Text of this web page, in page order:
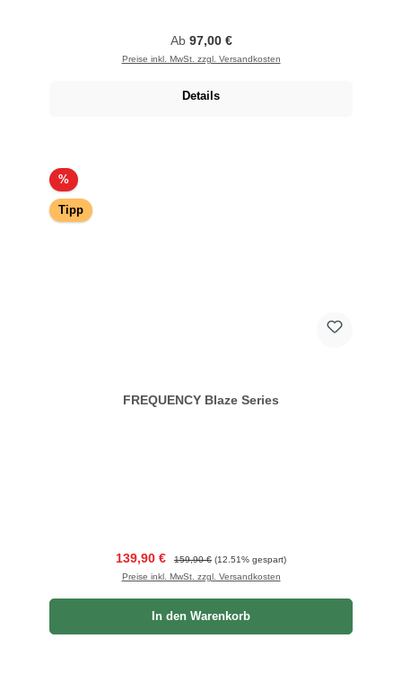
Regulärer Preis:
Ab 97,00 €
Preise inkl. MwSt. zzgl. Versandkosten
Details
%Rabatt
Tipp
FREQUENCY Blaze Series
Verkaufspreis:
139,90 € Regulärer Preis:
159,90 € (12.51% gespart)
Preise inkl. MwSt. zzgl. Versandkosten
In den Warenkorb